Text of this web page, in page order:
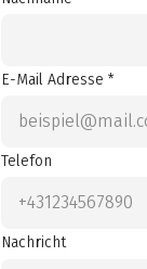
E-Mail Adresse *
Telefon
Nachricht